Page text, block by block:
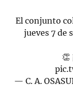
El conjunto
jueves 7 de
👏
— C. A.